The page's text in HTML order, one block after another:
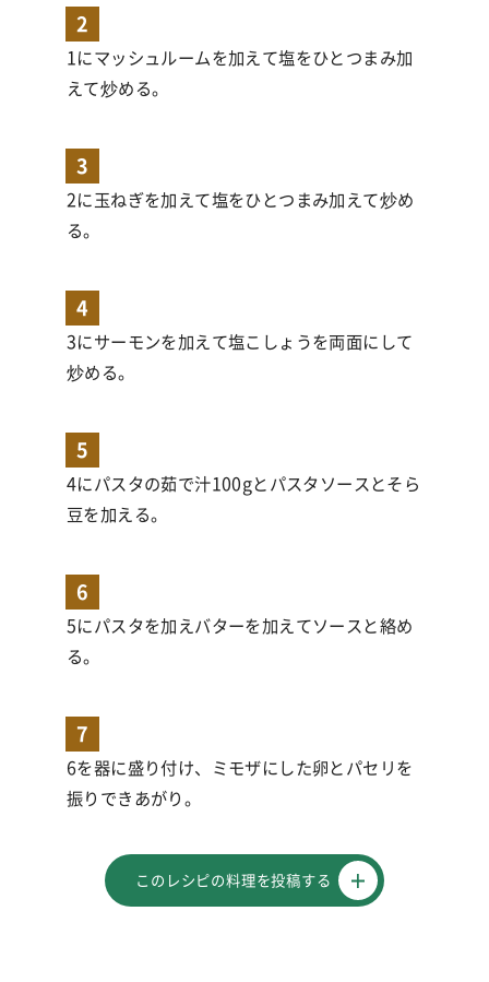
2
1にマッシュルームを加えて塩をひとつまみ加
えて炒める。
3
2に玉ねぎを加えて塩をひとつまみ加えて炒め
る。
4
3にサーモンを加えて塩こしょうを両面にして
炒める。
5
4にパスタの茹で汁100gとパスタソースとそら
豆を加える。
6
5にパスタを加えバターを加えてソースと絡め
る。
7
6を器に盛り付け、ミモザにした卵とパセリを
振りできあがり。
このレシピの料理を投稿する